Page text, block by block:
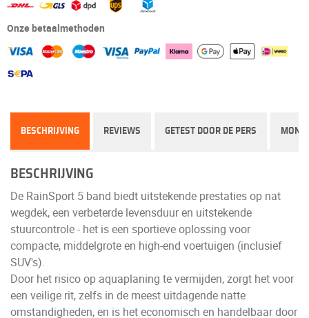
Onze betaalmethoden
BESCHRIJVING REVIEWS GETEST DOOR DE PERS
BESCHRIJVING
De RainSport 5 band biedt uitstekende prestaties op nat
wegdek, een verbeterde levensduur en uitstekende
stuurcontrole - het is een sportieve oplossing voor
compacte, middelgrote en high-end voertuigen (inclusief
SUV's).
Door het risico op aquaplaning te vermijden, zorgt het voor
een veilige rit, zelfs in de meest uitdagende natte
omstandigheden, en is het economisch en handelbaar door